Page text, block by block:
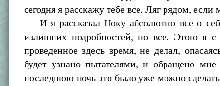
сегодня я расскажу тебе все. Ляг рядом,
И я рассказал Ноку абсолютно все о
излишних подробностей, но все. Этого я
проведенное здесь время, не делал,
будет узнано пытателями, и обращено
последнюю ночь это было уже можно